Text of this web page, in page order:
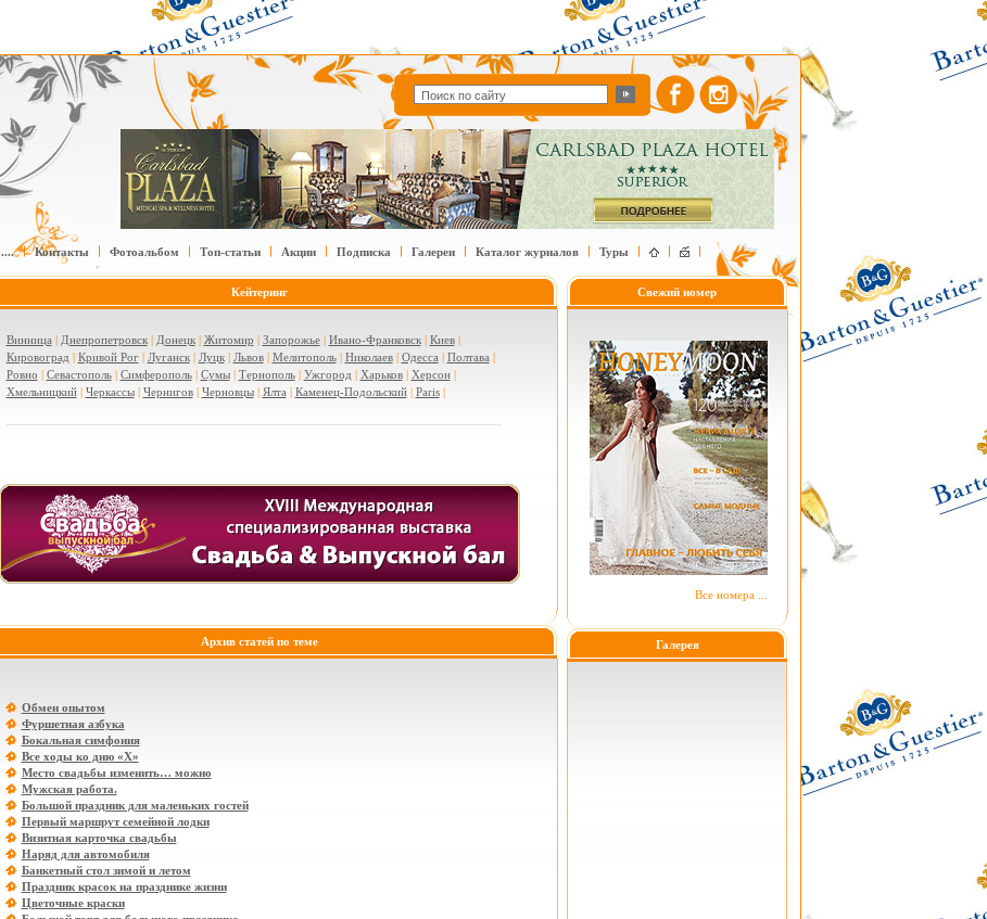
.... Контакты Фотоальбом Топ-статьи Акции Подписка Галереи Каталог журналов Туры
Кейтеринг
Винница | Днепропетровск| Донецк| Житомир | Запорожье| Ивано-Франковск| Киев|
Кировоград | Кривой Рог| Луганск| Луцк| Львов| Мелитополь| Николаев| Одесса | Полтава |
Ровно | Севастополь| Симферополь| Сумы| Тернополь| Ужгород | Харьков| Херсон|
Хмельницкий| Черкассы| Чернигов| Черновцы| Ялта | Каменец-Подольский| Paris|
Архив статей по теме
Обмен опытом
Фуршетная азбука
Бокальная симфония
Все ходы ко дню «Х»
Место свадьбы изменить… можно
Мужская работа.
Большой праздник для маленьких гостей
Первый маршрут семейной лодки
Визитная карточка свадьбы
Наряд для автомобиля
Банкетный стол зимой и летом
Праздник красок на празднике жизни
Цветочные краски
Свежий номер
Все номера ...
Галерея